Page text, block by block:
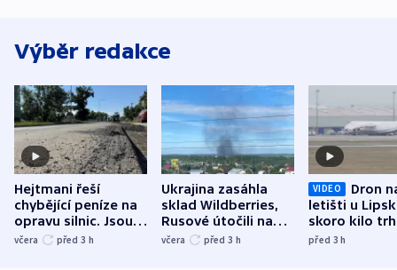
Výběr redakce
Hejtmani řeší
chybějící peníze na
opravu silnic. Jsou
nenárokové, namítá
včera před 3 h
Ukrajina zasáhla
sklad Wildberries,
Rusové útočili na
trh, hasiče či
včera před 3 h
VIDEO
Dron
letišti u
skoro kilo
indicie
před 3h